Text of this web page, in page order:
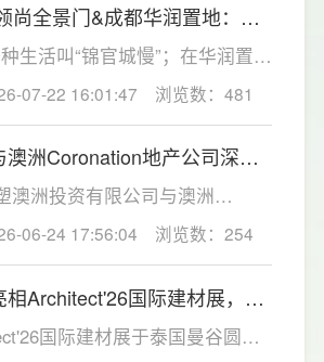
尚全景门&成都华润置地：隐
细节
生活叫“锦官城慢”；在华润置
尺度叫“隐奢”。 当我们的定制
，这不是一次简单的产品植
于 “空间边界” 的重新思考。我
生活习惯和精神追求，他们对
再是奢材的堆砌，而是光影的通
。基于对这份“成都腔调”的深度
景门系列，成为串联起户型内
想之举。
07-22 16:01:47 浏览数：481
洲Coronation地产公司深度
展新征程
澳洲投资有限公司与澳洲
公司（以下简称“Coronation地
合作协议签约仪式，双方从重
，逐步拓展合作范围等方面达
手构建覆盖澳洲市场的住宅产
06-24 17:56:04 浏览数：254
Architect'26国际建材展，逐
接全球国际建材展于泰国曼谷圆满